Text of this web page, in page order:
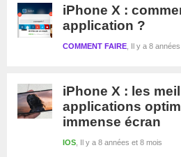
iPhone X :
application ?
Il y a 8
COMMENT FAIRE
iPhone X : les
applications
immense écran
Il y a 8 années et 8 mois
IOS